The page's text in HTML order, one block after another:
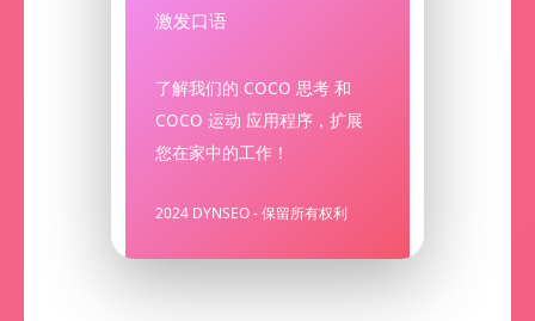
激发口语
了解我们的 COCO 思考 和
COCO 运动 应用程序，扩展
您在家中的工作！
2024 DYNSEO - 保留所有权利